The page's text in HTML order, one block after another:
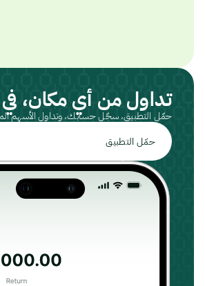
تداول من أي مكان،
حمّل التطبيق، سجّل حسابك، وتداول الأسهم
حمّل التطبيق